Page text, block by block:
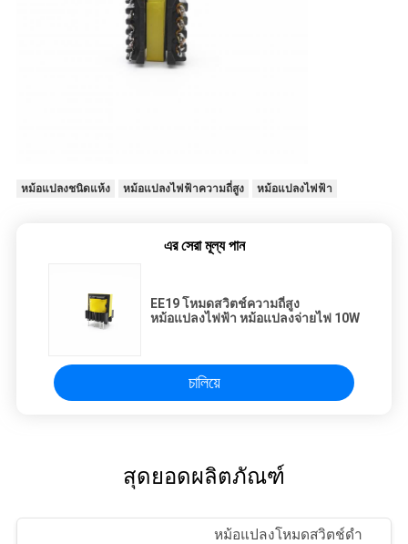
หม้อแปลงชนิดแห้ง หม้อแปลงไฟฟ้าความถี่สูง หม้อแปลงไฟฟ้า
এর সেরা মূল্য পান
EE19 โหมดสวิตช์ความถี่สูง
หม้อแปลงไฟฟ้า หม้อแปลงจ่ายไฟ 10W
চালিয়ে
สุดยอดผลิตภัณฑ์
หม้อแปลงโหมดสวิตช์ดำ